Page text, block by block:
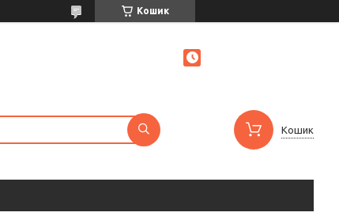
Кошик
Кошик